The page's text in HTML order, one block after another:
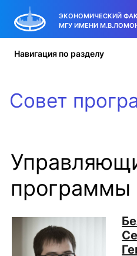
ЭКОНОМИЧЕСКИЙ
МГУ ИМЕНИ
Навигация по разделу
Совет
программы